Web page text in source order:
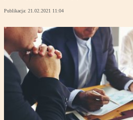
Publikacja: 21.02.2021 11:04